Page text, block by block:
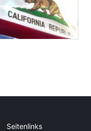
Seitenlinks